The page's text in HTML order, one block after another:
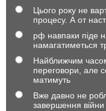
Цього року не
процесу. А от
рф навпаки піде
намагатиметься
Найближчим
переговори, але
матимуть
Вже давно не
завершення війни